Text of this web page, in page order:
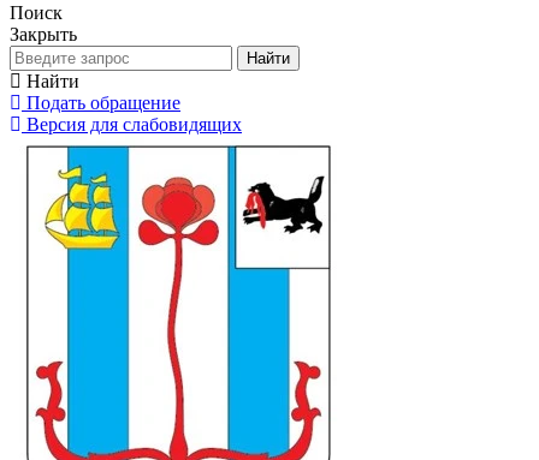
Поиск
Закрыть
Найти
Найти
Подать обращение
Версия для слабовидящих